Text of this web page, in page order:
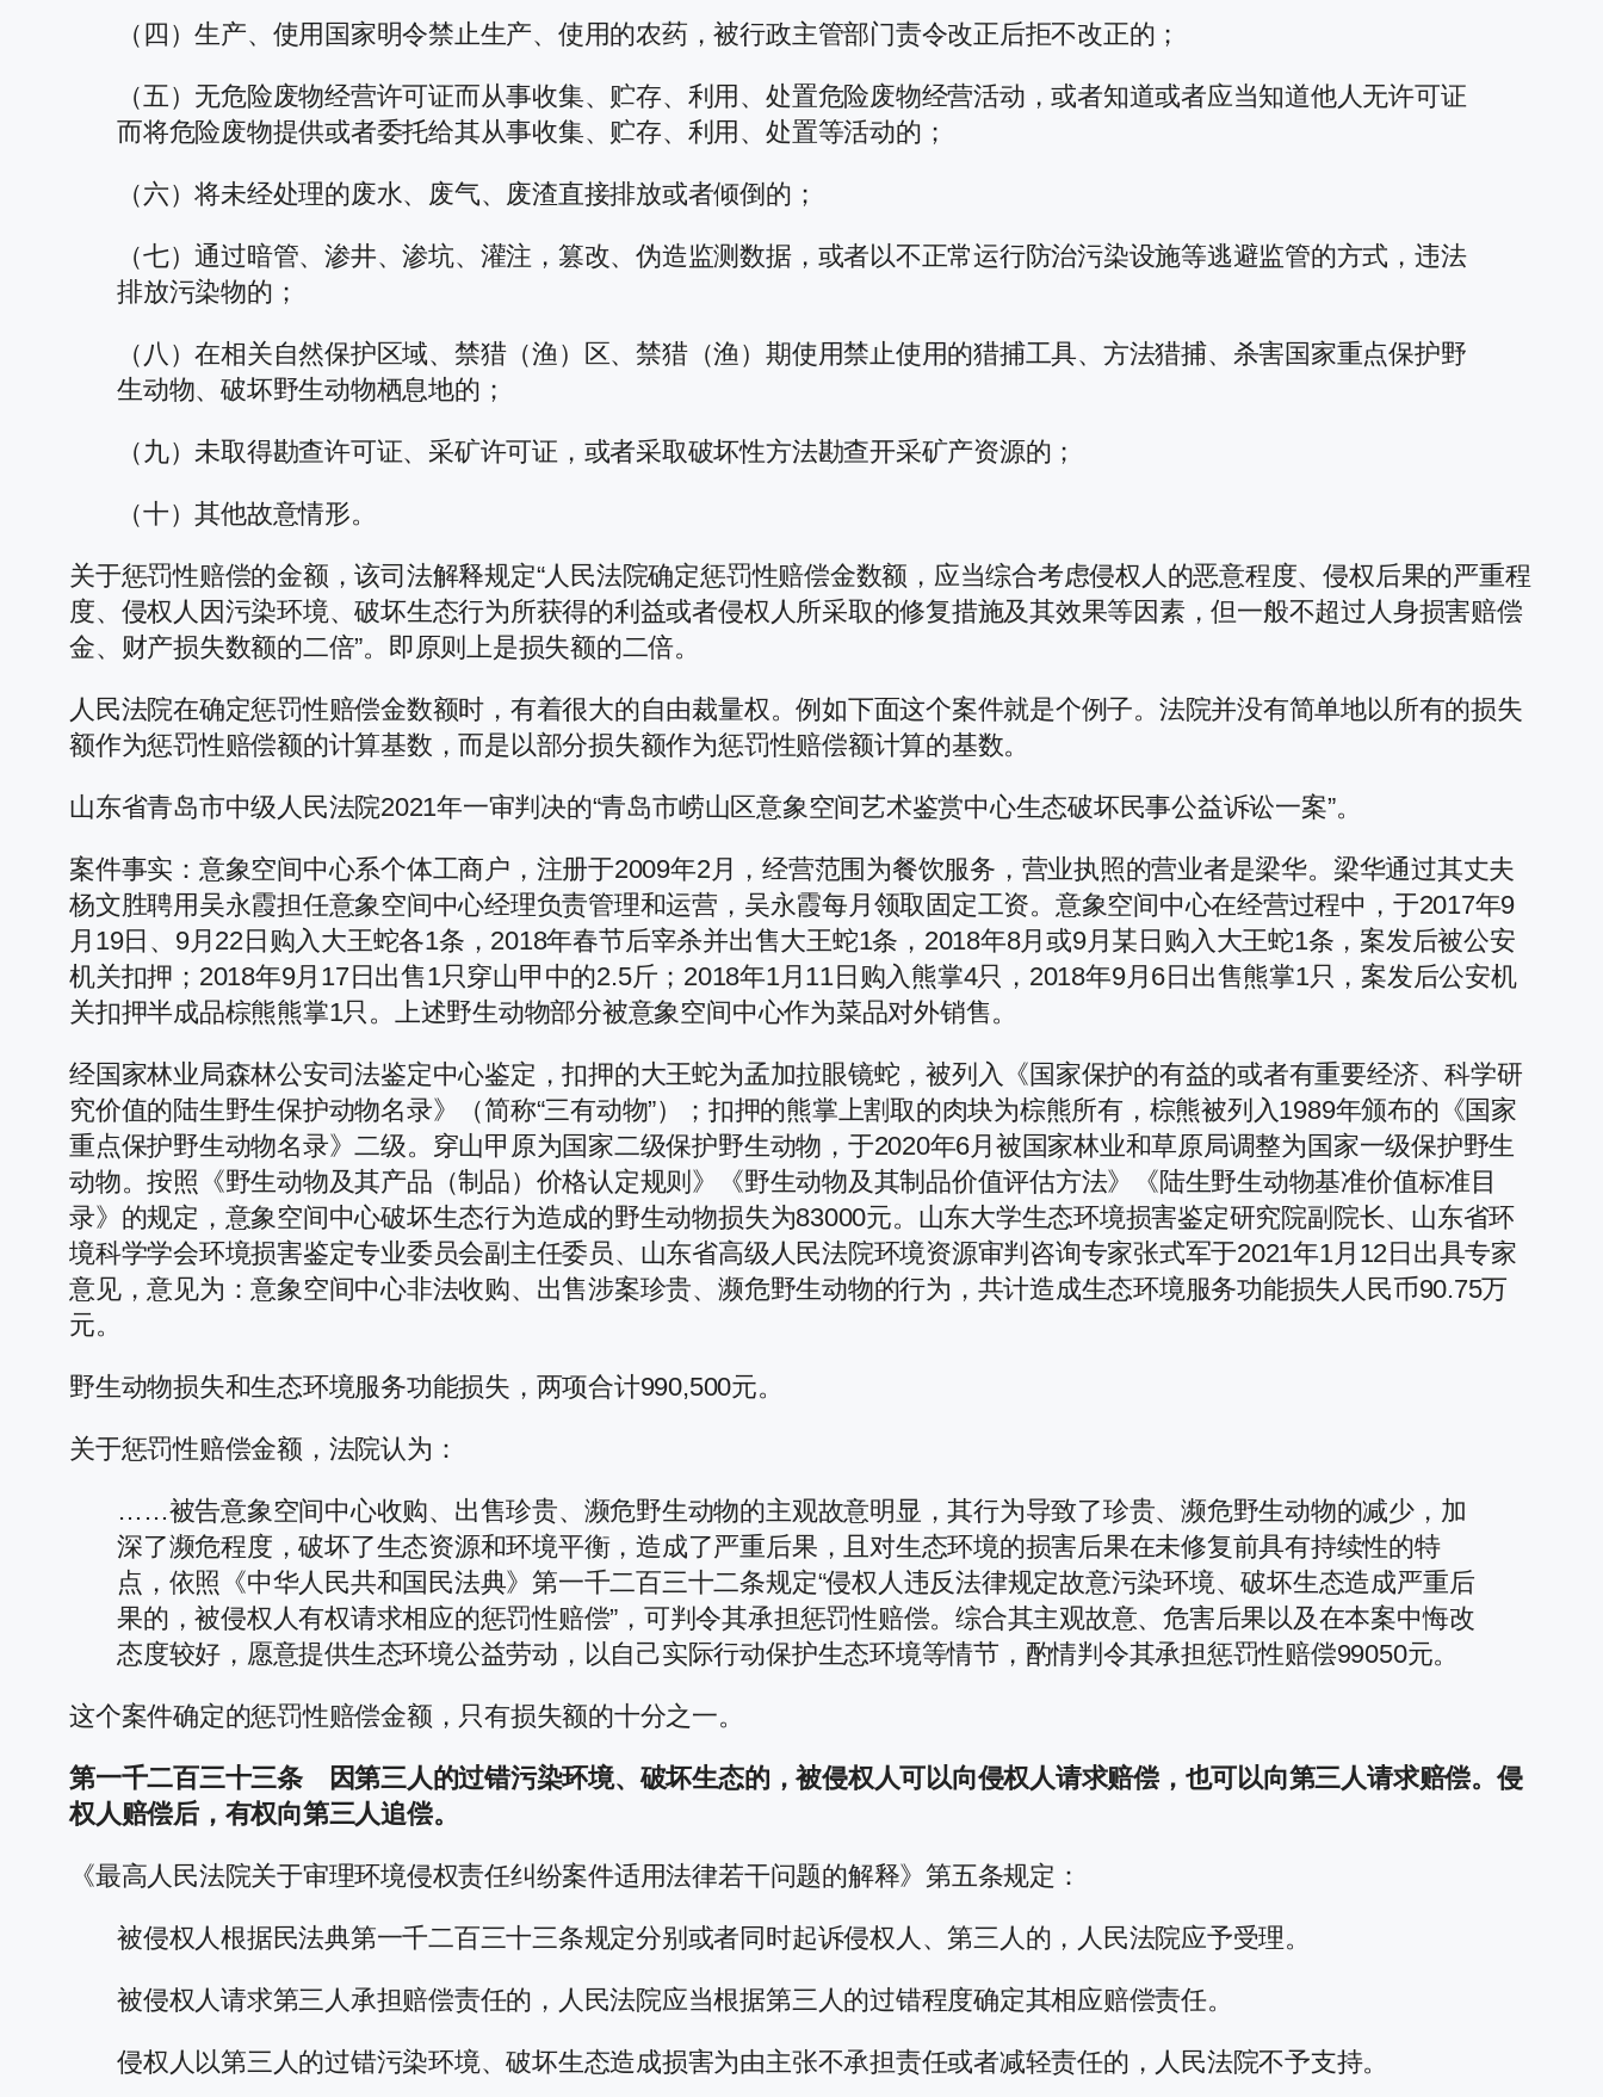
（四）生产、使用国家明令禁止生产、使用的农药，被行政主管部门责令改正后拒不改正的；
（五）无危险废物经营许可证而从事收集、贮存、利用、处置危险废物经营活动，或者知道或者应当知道他人无许可证
而将危险废物提供或者委托给其从事收集、贮存、利用、处置等活动的；
（六）将未经处理的废水、废气、废渣直接排放或者倾倒的；
（七）通过暗管、渗井、渗坑、灌注，篡改、伪造监测数据，或者以不正常运行防治污染设施等逃避监管的方式，违法
排放污染物的；
（八）在相关自然保护区域、禁猎（渔）区、禁猎（渔）期使用禁止使用的猎捕工具、方法猎捕、杀害国家重点保护野
生动物、破坏野生动物栖息地的；
（九）未取得勘查许可证、采矿许可证，或者采取破坏性方法勘查开采矿产资源的；
（十）其他故意情形。
关于惩罚性赔偿的金额，该司法解释规定“人民法院确定惩罚性赔偿金数额，应当综合考虑侵权人的恶意程度、侵权后果的严重程
度、侵权人因污染环境、破坏生态行为所获得的利益或者侵权人所采取的修复措施及其效果等因素，但一般不超过人身损害赔偿
金、财产损失数额的二倍”。即原则上是损失额的二倍。
人民法院在确定惩罚性赔偿金数额时，有着很大的自由裁量权。例如下面这个案件就是个例子。法院并没有简单地以所有的损失
额作为惩罚性赔偿额的计算基数，而是以部分损失额作为惩罚性赔偿额计算的基数。
山东省青岛市中级人民法院2021年一审判决的“青岛市崂山区意象空间艺术鉴赏中心生态破坏民事公益诉讼一案”。
案件事实：意象空间中心系个体工商户，注册于2009年2月，经营范围为餐饮服务，营业执照的营业者是梁华。梁华通过其丈夫
杨文胜聘用吴永霞担任意象空间中心经理负责管理和运营，吴永霞每月领取固定工资。意象空间中心在经营过程中，于2017年9
月19日、9月22日购入大王蛇各1条，2018年春节后宰杀并出售大王蛇1条，2018年8月或9月某日购入大王蛇1条，案发后被公安
机关扣押；2018年9月17日出售1只穿山甲中的2.5斤；2018年1月11日购入熊掌4只，2018年9月6日出售熊掌1只，案发后公安机
关扣押半成品棕熊熊掌1只。上述野生动物部分被意象空间中心作为菜品对外销售。
经国家林业局森林公安司法鉴定中心鉴定，扣押的大王蛇为孟加拉眼镜蛇，被列入《国家保护的有益的或者有重要经济、科学研
究价值的陆生野生保护动物名录》（简称“三有动物”）；扣押的熊掌上割取的肉块为棕熊所有，棕熊被列入1989年颁布的《国家
重点保护野生动物名录》二级。穿山甲原为国家二级保护野生动物，于2020年6月被国家林业和草原局调整为国家一级保护野生
动物。按照《野生动物及其产品（制品）价格认定规则》《野生动物及其制品价值评估方法》《陆生野生动物基准价值标准目
录》的规定，意象空间中心破坏生态行为造成的野生动物损失为83000元。山东大学生态环境损害鉴定研究院副院长、山东省环
境科学学会环境损害鉴定专业委员会副主任委员、山东省高级人民法院环境资源审判咨询专家张式军于2021年1月12日出具专家
意见，意见为：意象空间中心非法收购、出售涉案珍贵、濒危野生动物的行为，共计造成生态环境服务功能损失人民币90.75万
元。
野生动物损失和生态环境服务功能损失，两项合计990,500元。
关于惩罚性赔偿金额，法院认为：
……被告意象空间中心收购、出售珍贵、濒危野生动物的主观故意明显，其行为导致了珍贵、濒危野生动物的减少，加
深了濒危程度，破坏了生态资源和环境平衡，造成了严重后果，且对生态环境的损害后果在未修复前具有持续性的特
点，依照《中华人民共和国民法典》第一千二百三十二条规定“侵权人违反法律规定故意污染环境、破坏生态造成严重后
果的，被侵权人有权请求相应的惩罚性赔偿”，可判令其承担惩罚性赔偿。综合其主观故意、危害后果以及在本案中悔改
态度较好，愿意提供生态环境公益劳动，以自己实际行动保护生态环境等情节，酌情判令其承担惩罚性赔偿99050元。
这个案件确定的惩罚性赔偿金额，只有损失额的十分之一。
第一千二百三十三条 因第三人的过错污染环境、破坏生态的，被侵权人可以向侵权人请求赔偿，也可以向第三人请求赔偿。侵
权人赔偿后，有权向第三人追偿。
《最高人民法院关于审理环境侵权责任纠纷案件适用法律若干问题的解释》第五条规定：
被侵权人根据民法典第一千二百三十三条规定分别或者同时起诉侵权人、第三人的，人民法院应予受理。
被侵权人请求第三人承担赔偿责任的，人民法院应当根据第三人的过错程度确定其相应赔偿责任。
侵权人以第三人的过错污染环境、破坏生态造成损害为由主张不承担责任或者减轻责任的，人民法院不予支持。